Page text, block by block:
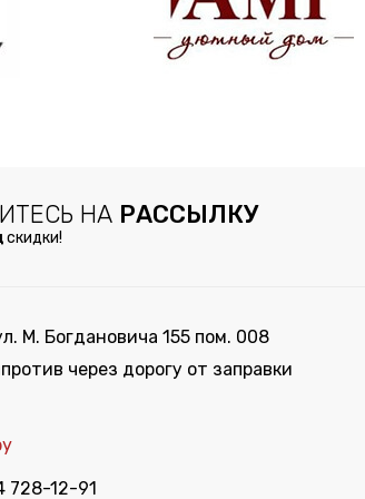
НА РАССЫЛКУ
скидки!
М. Богдановича 155 пом. 008
через дорогу от заправки
728-12-91